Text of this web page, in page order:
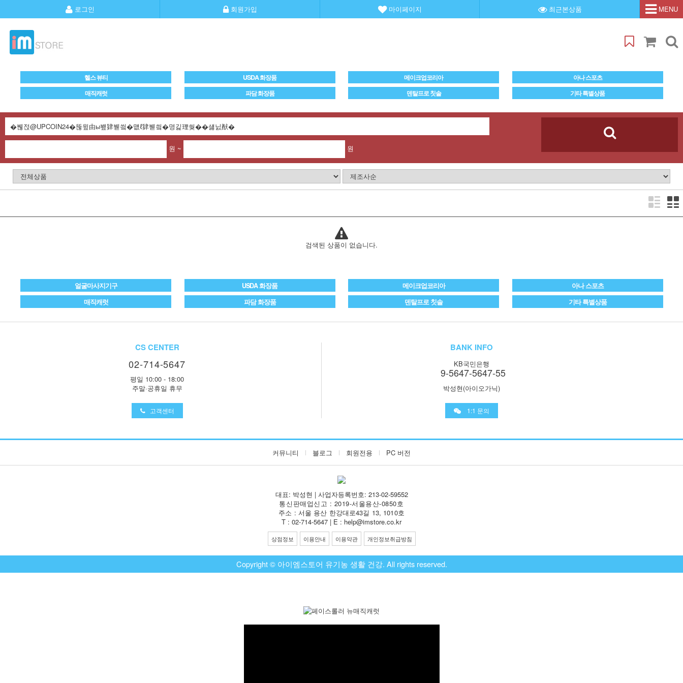
로그인 회원가입 마이페이지 최근본상품 MENU
헬스 뷰티 USDA 화장품 메이크업코리아
아나 스포츠
매직캐럿
파담 화장품 덴탈프로 칫솔 기타 특별상품
원 ~ 원
검색된 상품이 없습니다.
얼굴마사지기구 USDA 화장품 메이크업코리아
아나 스포츠
매직캐럿
파담 화장품 덴탈프로 칫솔 기타 특별상품
CS CENTER
02-714-5647
평일 10:00 - 18:00
주말·공휴일 휴무
고객센터
BANK INFO
KB국민은행
9-5647-5647-55
박성현(아이오가닉)
1:1 문의
커뮤니티 블로그 회원전용 PC 버전
대표: 박성현 | 사업자등록번호: 213-02-59552
통신판매업신고 : 2019-서울용산-0850호
주소 : 서울 용산 한강대로43길 13, 1010호
T : 02-714-5647 | E : help@imstore.co.kr
상점정보 이용안내 이용약관 개인정보취급방침
Copyright © 아이엠스토어 유기농 생활 건강. All rights reserved.